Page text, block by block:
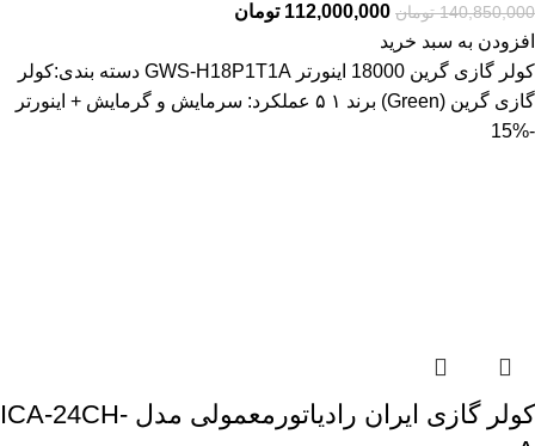
140,850,000 تومان 112,000,000 تومان
افزودن به سبد خرید
کولر گازی گرین 18000 اینورتر GWS-H18P1T1A دسته بندی:کولر
گازی گرین (Green) برند ۱ ۵ عملکرد: سرمايش و گرمایش + اینورتر
-15%
کولر گازی ایران رادیاتورمعمولی مدل ICA-24CH-